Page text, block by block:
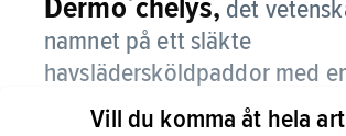
Dermoʹchelys, det
namnet på ett släkte
havslädersköldpaddor med
havslädersköldpadda.
Vill du komma åt hela